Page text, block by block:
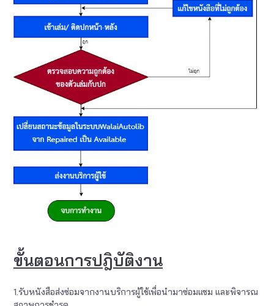
ขั้นตอนการปฎิบัติงาน
1.รับหนังสือส่งซ่อมจากงานบริการผู้ใช้เพื่อนำมาซ่อมแซม และพิจารณ